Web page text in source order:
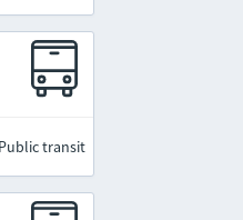
Public transit